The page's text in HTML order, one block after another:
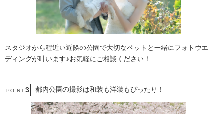
スタジオから程近い近隣の公園で大切なペットと一緒にフォトウエ
ディングが叶います♪お気軽にご相談ください！
POINT 3 都内公園の撮影は和装も洋装もぴったり！